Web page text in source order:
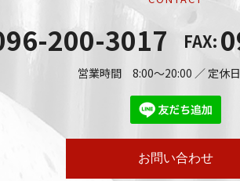
200-3017 FAX:
営業時間 8:00～20:00 ／ 定休
お問い合わせ